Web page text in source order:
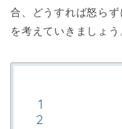
合、どうすれば怒ら
を考えていきましょう